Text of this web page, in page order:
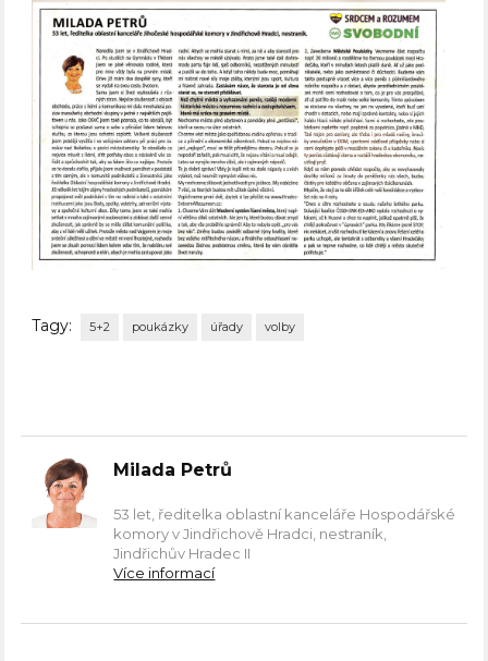
Tagy: 5+2 poukázky úřady volby
Milada Petrů
53 let, ředitelka oblastní kanceláře Hospodářské
komory v Jindřichově Hradci, nestraník,
Jindřichův Hradec II
Více informací